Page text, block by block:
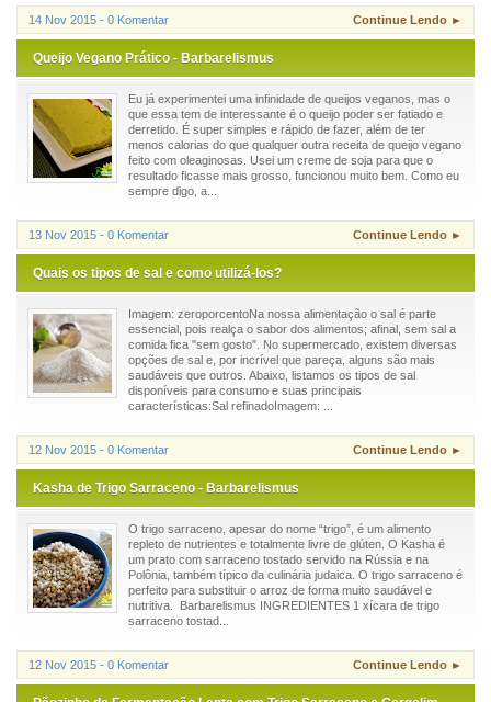
14 Nov 2015 - 0 Komentar Continue Lendo ►
Queijo Vegano Prático - Barbarelismus
Eu já experimentei uma infinidade de queijos veganos, mas o
que essa tem de interessante é o queijo poder ser fatiado e
derretido. É super simples e rápido de fazer, além de ter
menos calorias do que qualquer outra receita de queijo vegano
feito com oleaginosas. Usei um creme de soja para que o
resultado ficasse mais grosso, funcionou muito bem. Como eu
sempre digo, a...
13 Nov 2015 - 0 Komentar Continue Lendo ►
Quais os tipos de sal e como utilizá-los?
Imagem: zeroporcentoNa nossa alimentação o sal é parte
essencial, pois realça o sabor dos alimentos; afinal, sem sal a
comida fica "sem gosto". No supermercado, existem diversas
opções de sal e, por incrível que pareça, alguns são mais
saudáveis que outros. Abaixo, listamos os tipos de sal
disponíveis para consumo e suas principais
características:Sal refinadoImagem: ...
12 Nov 2015 - 0 Komentar Continue Lendo ►
Kasha de Trigo Sarraceno - Barbarelismus
O trigo sarraceno, apesar do nome “trigo”, é um alimento
repleto de nutrientes e totalmente livre de glúten. O Kasha é
um prato com sarraceno tostado servido na Rússia e na
Polônia, também típico da culinária judaica. O trigo sarraceno é
perfeito para substituir o arroz de forma muito saudável e
nutritiva. Barbarelismus INGREDIENTES 1 xícara de trigo
sarraceno tostad...
12 Nov 2015 - 0 Komentar Continue Lendo ►